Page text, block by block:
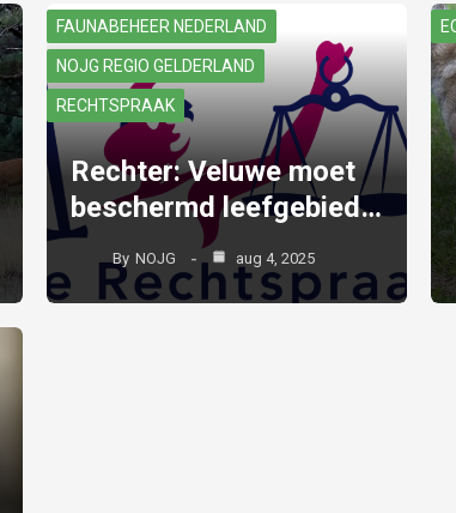
FAUNABEHEER NEDERLAND
NOJG REGIO GELDERLAND
RECHTSPRAAK
Rechter: Veluwe moet
beschermd leefgebied…
By NOJG aug 4, 2025